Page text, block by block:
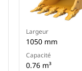
Largeur
1050 mm
Capacité
0.76 m³